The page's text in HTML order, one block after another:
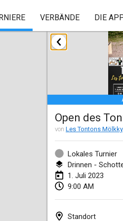
VERBÄNDE DIE
Open des
von Les Tontons
Lokales Turnier
Drinnen -
1. Juli 2023
9:00 AM
Standort
Januar 2023
LE Tournoi
14. Jan. 2023
14. Jan. 2023
Tournoi
21. Jan. 2023
28. Jan. 2023